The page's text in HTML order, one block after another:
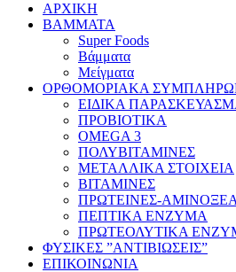
ΑΡΧΙΚΗ
BAMMATA
Super Foods
Βάμματα
Μείγματα
ΟΡΘΟΜΟΡΙΑΚΑ
ΕΙΔΙΚΑ
ΠΡΟΒΙΟΤΙΚΑ
OMEGA 3
ΠΟΛΥΒΙΤΑΜΙΝΕΣ
ΜΕΤΑΛΛΙΚΑ ΣΤΟΙΧΕΙΑ
ΒΙΤΑΜΙΝΕΣ
ΠΡΩΤΕΙΝΕΣ-ΑΜΙΝΟΞΕΑ
ΠΕΠΤΙΚΑ ΕΝΖΥΜΑ
ΠΡΩΤΕΟΛΥΤΙΚΑ
ΦΥΣΙΚΕΣ ”ΑΝΤΙΒΙΩΣΕΙΣ”
ΕΠΙΚΟΙΝΩΝΙΑ